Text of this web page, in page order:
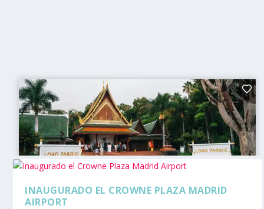
INAUGURADO EL CROWNE PLAZA MADRID
AIRPORT